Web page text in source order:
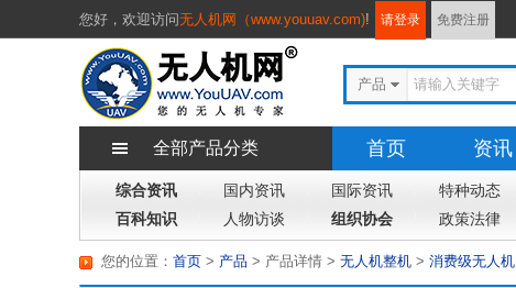
您好， 欢迎访问无人机网（www.youuav.com)! 请登录 免费注册
产品
全部产品分类 首页 资讯
综合资讯 国内资讯 国际资讯 特种动态
百科知识
人物访谈 组织协会 政策法律
您的位置： 首页 > 产品 > 无人机整机 > 消费级无人机
> 产品详情